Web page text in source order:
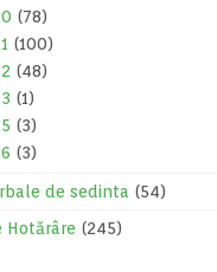
(78)
(100)
(48)
(1)
(3)
(3)
de sedinta (54)
Hotărâre (245)